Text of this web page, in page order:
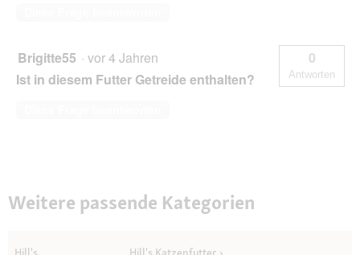
Brigitte55 · vor 4 Jahren
Ist in diesem Futter Getreide enthalten?
0
Antworten
Weitere passende Kategorien